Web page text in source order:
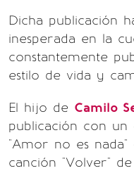
Dicha publicación
inesperada en la
constantemente
estilo de vida y
El hijo de Camilo
publicación con
"Amor no es
canción "Volver"